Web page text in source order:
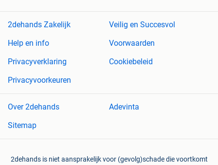
2dehands Zakelijk
Veilig en Succesvol
Help en info
Voorwaarden
Privacyverklaring
Cookiebeleid
Privacyvoorkeuren
Over 2dehands
Adevinta
Sitemap
2dehands is niet aansprakelijk voor (gevolg)schade die voortkomt